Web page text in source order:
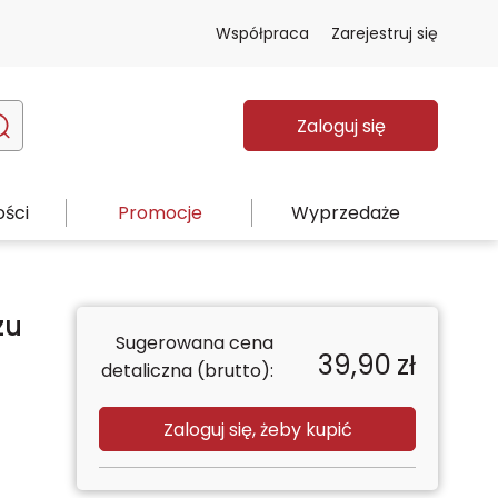
Współpraca Zarejestruj się
Zaloguj się
Promocje Wyprzedaże
Sugerowana cena
detaliczna (brutto):
39,90 zł
Zaloguj się, żeby kupić